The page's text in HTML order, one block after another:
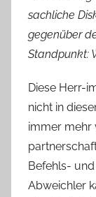
sachliche
gegenüber
Standpunkt:
Diese Herr-
nicht in
immer mehr
Befehls-
Abweichler